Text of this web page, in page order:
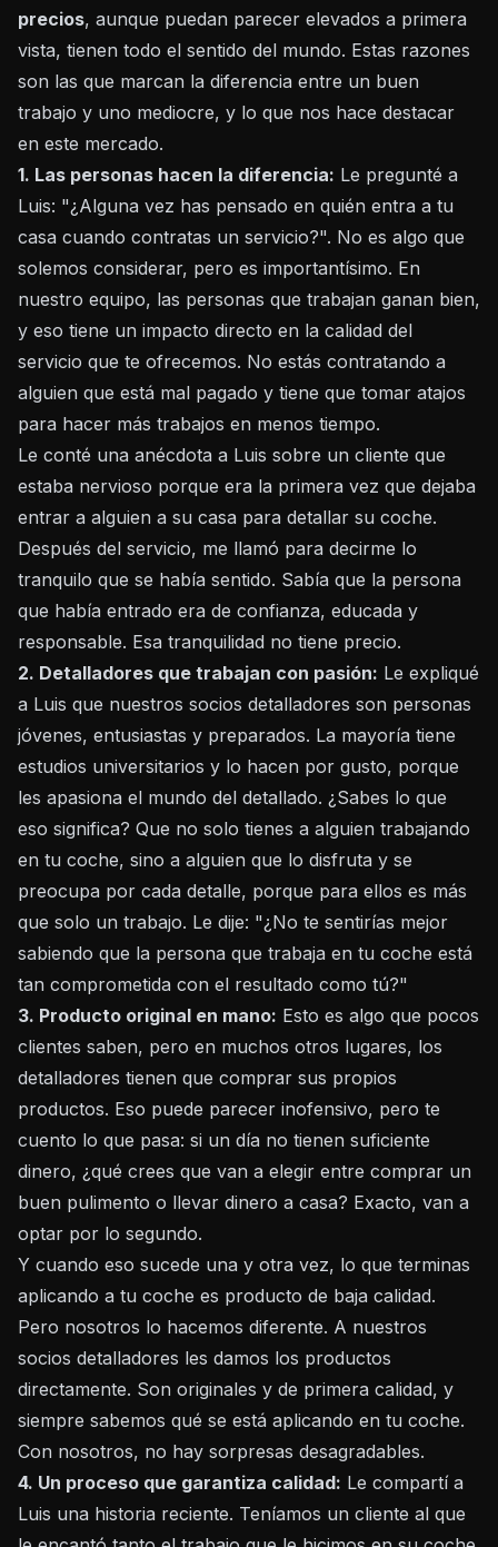
precios, aunque puedan parecer elevados a primera
vista, tienen todo el sentido del mundo. Estas razones
son las que marcan la diferencia entre un buen
trabajo y uno mediocre, y lo que nos hace destacar
en este mercado.
1. Las personas hacen la diferencia: Le pregunté a
Luis: "¿Alguna vez has pensado en quién entra a tu
casa cuando contratas un servicio?". No es algo que
solemos considerar, pero es importantísimo. En
nuestro equipo, las personas que trabajan ganan bien,
y eso tiene un impacto directo en la calidad del
servicio que te ofrecemos. No estás contratando a
alguien que está mal pagado y tiene que tomar atajos
para hacer más trabajos en menos tiempo.
Le conté una anécdota a Luis sobre un cliente que
estaba nervioso porque era la primera vez que dejaba
entrar a alguien a su casa para detallar su coche.
Después del servicio, me llamó para decirme lo
tranquilo que se había sentido. Sabía que la persona
que había entrado era de confianza, educada y
responsable. Esa tranquilidad no tiene precio.
2. Detalladores que trabajan con pasión: Le expliqué
a Luis que nuestros socios detalladores son personas
jóvenes, entusiastas y preparados. La mayoría tiene
estudios universitarios y lo hacen por gusto, porque
les apasiona el mundo del detallado. ¿Sabes lo que
eso significa? Que no solo tienes a alguien trabajando
en tu coche, sino a alguien que lo disfruta y se
preocupa por cada detalle, porque para ellos es más
que solo un trabajo. Le dije: "¿No te sentirías mejor
sabiendo que la persona que trabaja en tu coche está
tan comprometida con el resultado como tú?"
3. Producto original en mano: Esto es algo que pocos
clientes saben, pero en muchos otros lugares, los
detalladores tienen que comprar sus propios
productos. Eso puede parecer inofensivo, pero te
cuento lo que pasa: si un día no tienen suficiente
dinero, ¿qué crees que van a elegir entre comprar un
buen pulimento o llevar dinero a casa? Exacto, van a
optar por lo segundo.
Y cuando eso sucede una y otra vez, lo que terminas
aplicando a tu coche es producto de baja calidad.
Pero nosotros lo hacemos diferente. A nuestros
socios detalladores les damos los productos
directamente. Son originales y de primera calidad, y
siempre sabemos qué se está aplicando en tu coche.
Con nosotros, no hay sorpresas desagradables.
4. Un proceso que garantiza calidad: Le compartí a
Luis una historia reciente. Teníamos un cliente al que